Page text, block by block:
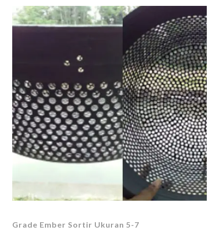
Grade Ember Sortir Ukuran 5-7